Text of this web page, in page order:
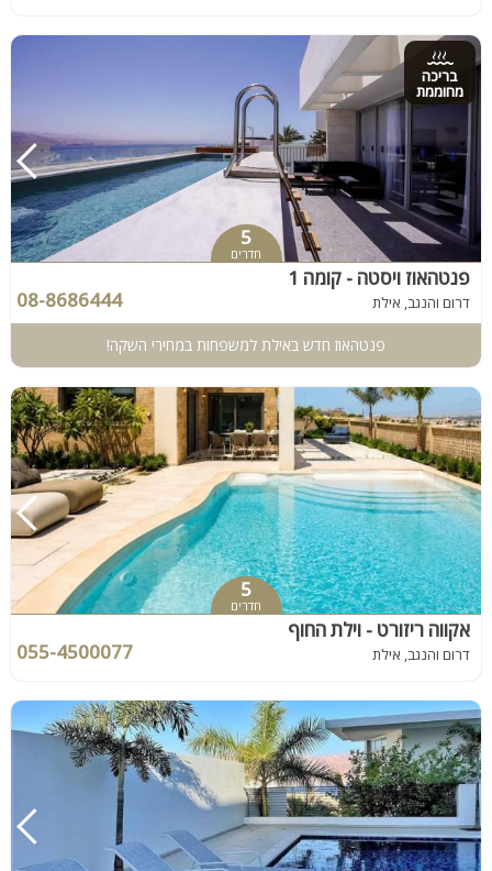
בריכה
מחוממת
5
חדרים
פנטהאוז ויסטה - קומה 1
דרום והנגב, אילת 08-8686444
פנטהאוז חדש באילת למשפחות במחירי השקה!
5
חדרים
אקווה ריזורט - וילת החוף
דרום והנגב, אילת 055-4500077